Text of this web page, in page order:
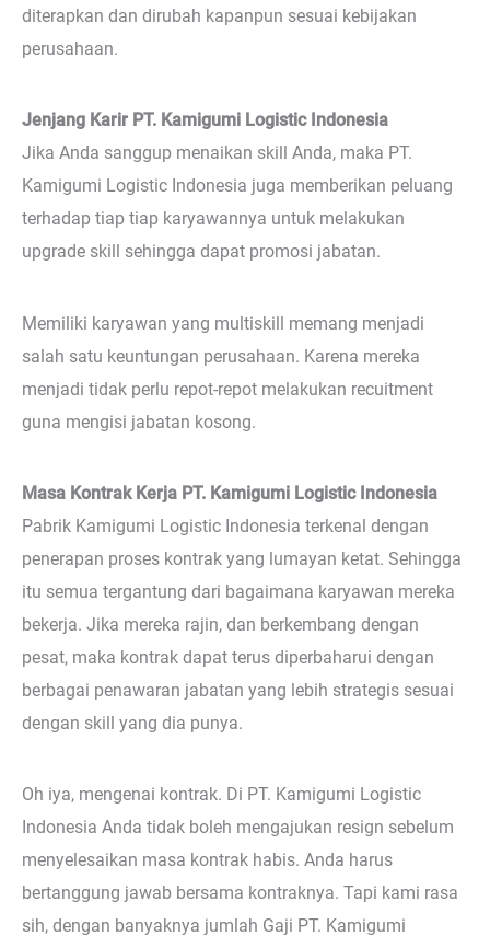
diterapkan dan dirubah kapanpun sesuai kebijakan
perusahaan.
Jenjang Karir PT. Kamigumi Logistic Indonesia
Jika Anda sanggup menaikan skill Anda, maka PT.
Kamigumi Logistic Indonesia juga memberikan peluang
terhadap tiap tiap karyawannya untuk melakukan
upgrade skill sehingga dapat promosi jabatan.
Memiliki karyawan yang multiskill memang menjadi
salah satu keuntungan perusahaan. Karena mereka
menjadi tidak perlu repot-repot melakukan recuitment
guna mengisi jabatan kosong.
Masa Kontrak Kerja PT. Kamigumi Logistic Indonesia
Pabrik Kamigumi Logistic Indonesia terkenal dengan
penerapan proses kontrak yang lumayan ketat. Sehingga
itu semua tergantung dari bagaimana karyawan mereka
bekerja. Jika mereka rajin, dan berkembang dengan
pesat, maka kontrak dapat terus diperbaharui dengan
berbagai penawaran jabatan yang lebih strategis sesuai
dengan skill yang dia punya.
Oh iya, mengenai kontrak. Di PT. Kamigumi Logistic
Indonesia Anda tidak boleh mengajukan resign sebelum
menyelesaikan masa kontrak habis. Anda harus
bertanggung jawab bersama kontraknya. Tapi kami rasa
sih, dengan banyaknya jumlah Gaji PT. Kamigumi